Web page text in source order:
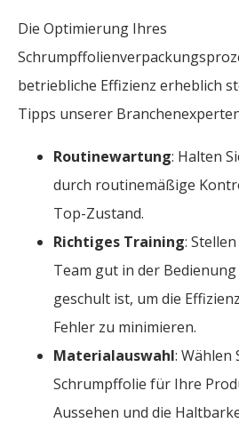
Die Optimierung Ihres
betriebliche Effizienz erheblich
Tipps unserer
Routinewartung: Halten
durch routinemäßige
Top-Zustand.
Richtiges Training:
Team gut in der
geschult ist, um die
Fehler zu minimieren.
Materialauswahl: Wählen
Schrumpffolie für Ihre
Aussehen und die